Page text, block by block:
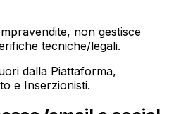
non gestisce
tecniche/legali.
dalla Piattaforma,
e Inserzionisti.